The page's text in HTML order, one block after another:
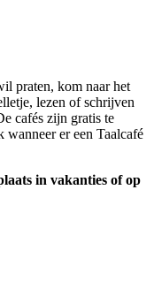
praten, kom naar het
lezen of schrijven
cafés zijn gratis te
er een Taalcafé
in vakanties of op